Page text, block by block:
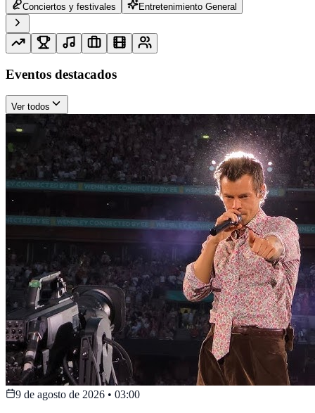
Conciertos y festivales
Entretenimiento General
Eventos destacados
Ver todos
9 de agosto de 2026 • 03:00